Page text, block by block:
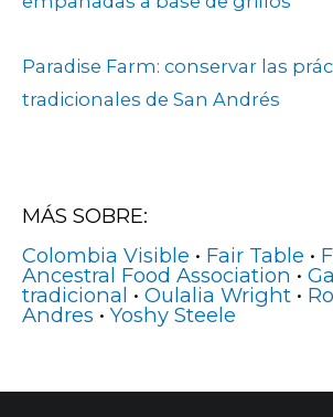
Paradise Farm: conservar las
tradicionales de San Andrés
MÁS SOBRE:
Colombia Visible • Fair Table •
Ancestral Food Association •
tradicional • Oulalia Wright •
Andres •Yoshy Steele